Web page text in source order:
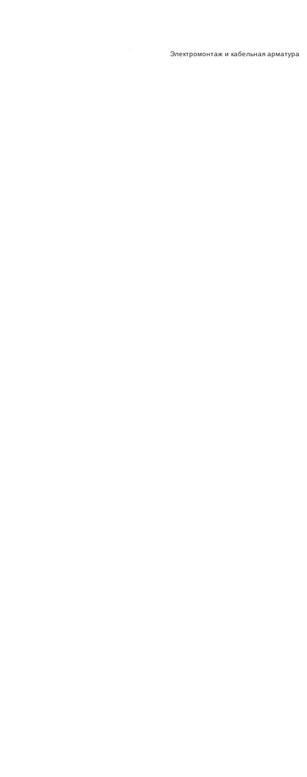
Электромонтаж и кабельная арматура